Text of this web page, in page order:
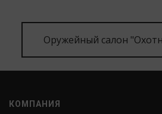
Оружейный салон
КОМПАНИЯ